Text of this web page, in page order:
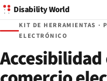
Disability World
KIT DE HERRAMIENTAS ·
ELECTRÓNICO
Accesibilidad